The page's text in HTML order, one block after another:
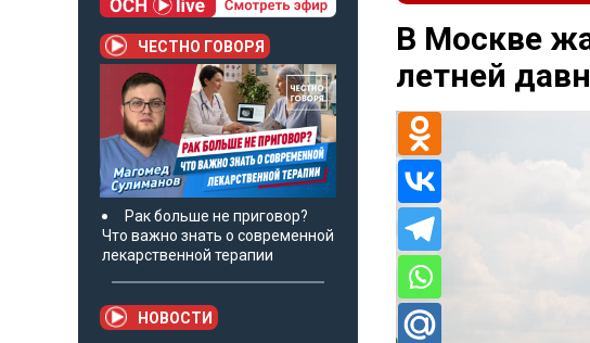
ЧЕСТНО ГОВОРЯ
Рак больше не приговор?
Что важно знать о современной
лекарственной терапии
НОВОСТИ
В Москве
летней